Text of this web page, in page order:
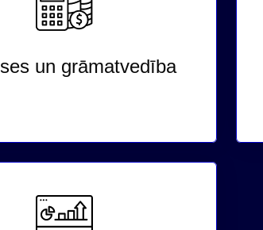
un grāmatvedība